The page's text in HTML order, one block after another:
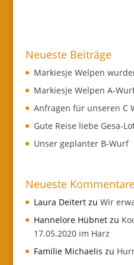
Neueste Beiträge
Markiesje Welpen
Markiesje Welpen A-
Anfragen für unseren C
Gute Reise liebe Gesa-
Unser geplanter B-Wurf
Neueste
Laura Deitertzu Wir
Hannelore Hübnetzu
17.05.2020 im Harz
Familie Michaelis zu